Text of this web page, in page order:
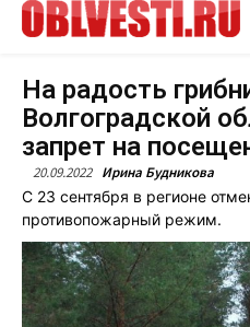
На радость
Волгоградской
запрет на
20.09.2022 Ирина Будникова
С 23 сентября в регионе
противопожарный режим.